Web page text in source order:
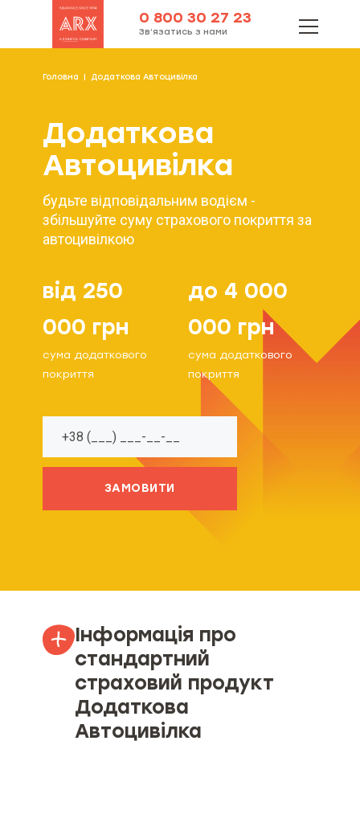
0 800 30 27 23
Зв’язатись з нами
Головна Додаткова Автоцивілка
Додаткова
Автоцивілка
будьте відповідальним водієм -
збільшуйте суму страхового покриття за
автоцивілкою
від 250
000 грн
сума додаткового
покриття
до 4 000
000 грн
сума додаткового
покриття
ЗАМОВИТИ
Інформація про
стандартний
страховий продукт
Додаткова
Автоцивілка